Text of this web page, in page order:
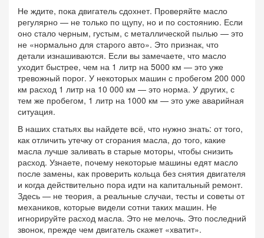
Не ждите, пока двигатель сдохнет. Проверяйте масло
регулярно — не только по щупу, но и по состоянию. Если
оно стало черным, густым, с металлической пылью — это
не «нормально для старого авто». Это признак, что
детали изнашиваются. Если вы замечаете, что масло
уходит быстрее, чем на 1 литр на 5000 км — это уже
тревожный порог. У некоторых машин с пробегом 200 000
км расход 1 литр на 10 000 км — это норма. У других, с
тем же пробегом, 1 литр на 1000 км — это уже аварийная
ситуация.
В наших статьях вы найдете всё, что нужно знать: от того,
как отличить утечку от сгорания масла, до того, какие
масла лучше заливать в старые моторы, чтобы снизить
расход. Узнаете, почему некоторые машины едят масло
после замены, как проверить кольца без снятия двигателя
и когда действительно пора идти на капитальный ремонт.
Здесь — не теория, а реальные случаи, тесты и советы от
механиков, которые видели сотни таких машин. Не
игнорируйте расход масла. Это не мелочь. Это последний
звонок, прежде чем двигатель скажет «хватит».